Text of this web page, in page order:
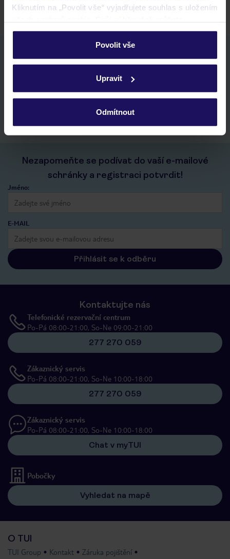
Kliknutím na „Povolit vše“ vyjadřujete souhlas s uložením
personalizovat v sekci „Personalizace“.
Podrobné informace o souborech cookie naleznete v
ochrany osobních údajů.
Povolit vše
Upravit
Odmítnout
rychlé vyhledávání a prohlížení nabídek
seznam oblíbených nabídek a možnost jejich sdílení
historie vyhledávání a naposledy zobrazené nabídky
Nezapomeňte se podívat do vaší e-mailové
schránky a registraci potvrdit!
Jméno:
E-MAIL
Přihlásit se k odběru
Kontaktujte nás
Telefonické rezervační centrum
Po-Pá 08:00-21:00, So-Ne 09:00-21:00
277 270 059
Zákaznický servis
Po-Pá 08:00-21:00, So-Ne 10:00-18:00
277 270 059
Zákaznický servis
Po-Pá 08:00-21:00, So-Ne 10:00-18:00
Chat v myTUI
Pobočky
Vyhledat na mapě
O TUI
TUI Group Kontakt Záruka pojištění